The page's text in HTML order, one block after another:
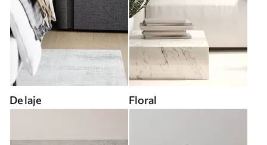
De laje Floral